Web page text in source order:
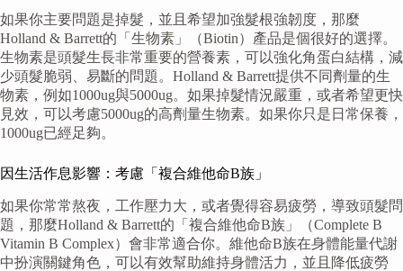
如果你主要問題是掉髮，並且希望加強髮根強韌度，那麼
Holland & Barrett的「生物素」（Biotin）產品是個很好的選擇。
生物素是頭髮生長非常重要的營養素，可以強化角蛋白結構，減
少頭髮脆弱、易斷的問題。Holland & Barrett提供不同劑量的生
物素，例如1000ug與5000ug。如果掉髮情況嚴重，或者希望更快
見效，可以考慮5000ug的高劑量生物素。如果你只是日常保養，
1000ug已經足夠。
因生活作息影響：考慮「複合維他命B族」
如果你常常熬夜，工作壓力大，或者覺得容易疲勞，導致頭髮問
題，那麼Holland & Barrett的「複合維他命B族」（Complete B
Vitamin B Complex）會非常適合你。維他命B族在身體能量代謝
中扮演關鍵角色，可以有效幫助維持身體活力，並且降低疲勞